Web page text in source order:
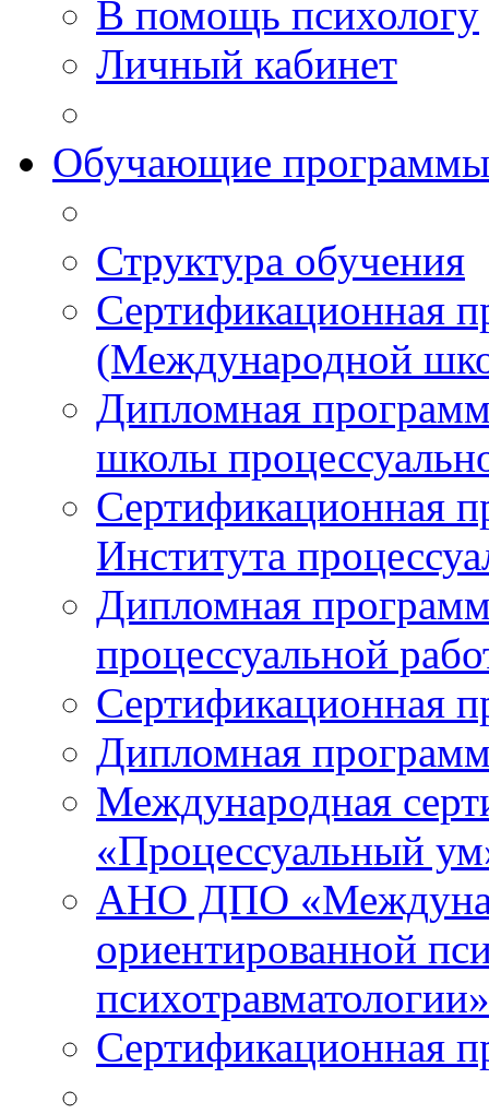
В помощь психологу
Личный кабинет
Обучающие программы
Структура обучения
Сертификационная
(Международной
Дипломная
школы
Сертификационная
Института
Дипломная
процессуальной
Сертификационная
Дипломная
Международная
«Процессуальный
АНО ДПО
ориентированной
Сертификационная